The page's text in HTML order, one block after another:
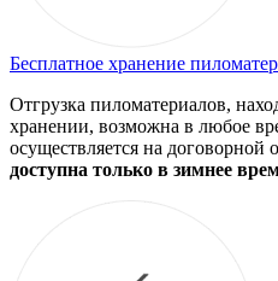
Бесплатное хранение
Отгрузка пиломатериалов,
хранении, возможна в любое
осуществляется на договорной
доступна только в зимнее